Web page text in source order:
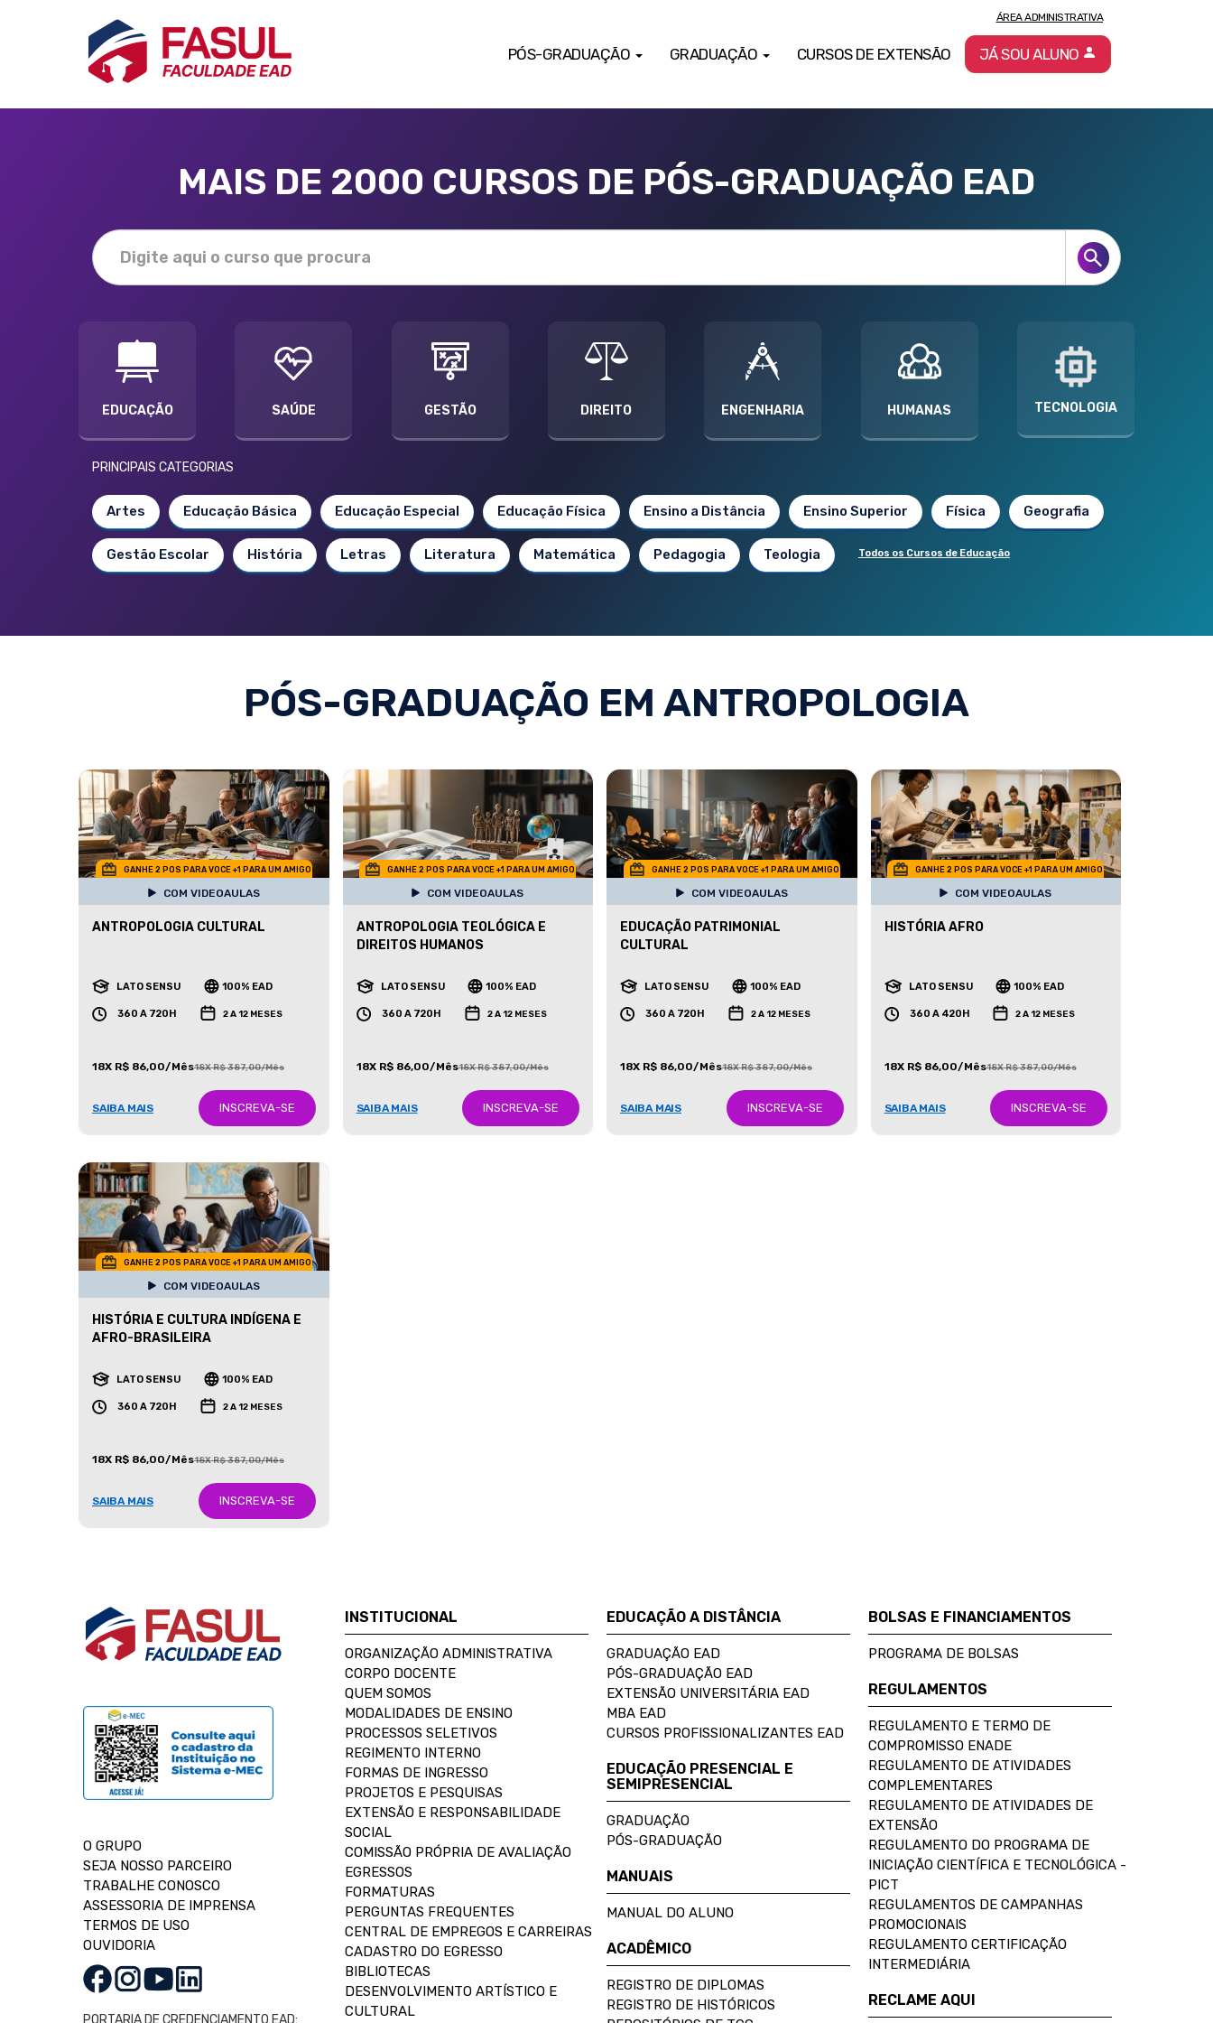
PÓS-GRADUAÇÃO GRADUAÇÃO CURSOS DE EXTENSÃO
ÁREA ADMINISTRATIVA
JÁ SOU ALUNO
MAIS DE 2000 CURSOS DE PÓS-GRADUAÇÃO EAD
EDUCAÇÃO SAÚDE GESTÃO DIREITO ENGENHARIA HUMANAS TECNOLOGIA
PRINCIPAIS CATEGORIAS
Artes Educação Básica Educação Especial Educação Física Ensino a Distância Ensino Superior Física Geografia
Gestão Escolar História Letras Literatura Matemática Pedagogia Teologia Todos os Cursos de Educação
PÓS-GRADUAÇÃO EM ANTROPOLOGIA
GANHE 2 POS PARA VOCE +1 PARA UM AMIGO
COM VIDEOAULAS
ANTROPOLOGIA CULTURAL
LATO SENSU 100% EAD
360 A 720H 2 A 12 MESES
18X R$ 86,00/Mês18X R$ 387,00/Mês
SAIBA MAIS INSCREVA-SE
GANHE 2 POS PARA VOCE +1 PARA UM AMIGO
COM VIDEOAULAS
ANTROPOLOGIA TEOLÓGICA E
DIREITOS HUMANOS
LATO SENSU 100% EAD
360 A 720H 2 A 12 MESES
18X R$ 86,00/Mês18X R$ 387,00/Mês
SAIBA MAIS INSCREVA-SE
GANHE 2 POS PARA VOCE +1 PARA UM AMIGO
COM VIDEOAULAS
EDUCAÇÃO PATRIMONIAL
CULTURAL
LATO SENSU 100% EAD
360 A 720H 2 A 12 MESES
18X R$ 86,00/Mês18X R$ 387,00/Mês
SAIBA MAIS INSCREVA-SE
GANHE 2 POS PARA VOCE +1 PARA UM AMIGO
COM VIDEOAULAS
HISTÓRIA AFRO
LATO SENSU 100% EAD
360 A 420H 2 A 12 MESES
18X R$ 86,00/Mês18X R$ 387,00/Mês
SAIBA MAIS INSCREVA-SE
GANHE 2 POS PARA VOCE +1 PARA UM AMIGO
COM VIDEOAULAS
HISTÓRIA E CULTURA INDÍGENA E
AFRO-BRASILEIRA
LATO SENSU 100% EAD
360 A 720H 2 A 12 MESES
18X R$ 86,00/Mês18X R$ 387,00/Mês
SAIBA MAIS INSCREVA-SE
O GRUPO
SEJA NOSSO PARCEIRO
TRABALHE CONOSCO
ASSESSORIA DE IMPRENSA
TERMOS DE USO
OUVIDORIA
PORTARIA DE CREDENCIAMENTO EAD:
INSTITUCIONAL
ORGANIZAÇÃO ADMINISTRATIVA
CORPO DOCENTE
QUEM SOMOS
MODALIDADES DE ENSINO
PROCESSOS SELETIVOS
REGIMENTO INTERNO
FORMAS DE INGRESSO
PROJETOS E PESQUISAS
EXTENSÃO E RESPONSABILIDADE
SOCIAL
COMISSÃO PRÓPRIA DE AVALIAÇÃO
EGRESSOS
FORMATURAS
PERGUNTAS FREQUENTES
CENTRAL DE EMPREGOS E CARREIRAS
CADASTRO DO EGRESSO
BIBLIOTECAS
DESENVOLVIMENTO ARTÍSTICO E
CULTURAL
EDUCAÇÃO A DISTÂNCIA
GRADUAÇÃO EAD
PÓS-GRADUAÇÃO EAD
EXTENSÃO UNIVERSITÁRIA EAD
MBA EAD
CURSOS PROFISSIONALIZANTES EAD
EDUCAÇÃO PRESENCIAL E
SEMIPRESENCIAL
GRADUAÇÃO
PÓS-GRADUAÇÃO
MANUAIS
MANUAL DO ALUNO
ACADÊMICO
REGISTRO DE DIPLOMAS
REGISTRO DE HISTÓRICOS
BOLSAS E FINANCIAMENTOS
PROGRAMA DE BOLSAS
REGULAMENTOS
REGULAMENTO E TERMO DE
COMPROMISSO ENADE
REGULAMENTO DE ATIVIDADES
COMPLEMENTARES
REGULAMENTO DE ATIVIDADES DE
EXTENSÃO
REGULAMENTO DO PROGRAMA DE
INICIAÇÃO CIENTÍFICA E TECNOLÓGICA -
PICT
REGULAMENTOS DE CAMPANHAS
PROMOCIONAIS
REGULAMENTO CERTIFICAÇÃO
INTERMEDIÁRIA
RECLAME AQUI